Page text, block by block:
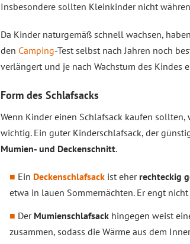
Insbesondere sollten Kleinkinder nicht
Da Kinder naturgemäß schnell wachsen,
den Camping-Test selbst nach Jahren noch
verlängert und je nach Wachstum des Kindes
Form des Schlafsacks
Wenn Kinder einen Schlafsack kaufen
wichtig. Ein guter Kinderschlafsack, der
Mumien- und Deckenschnitt.
Ein Deckenschlafsack ist eher rechteckig
etwa in lauen Sommernächten. Er engt
Der Mumienschlafsack hingegen weist
zusammen, sodass die Wärme aus dem